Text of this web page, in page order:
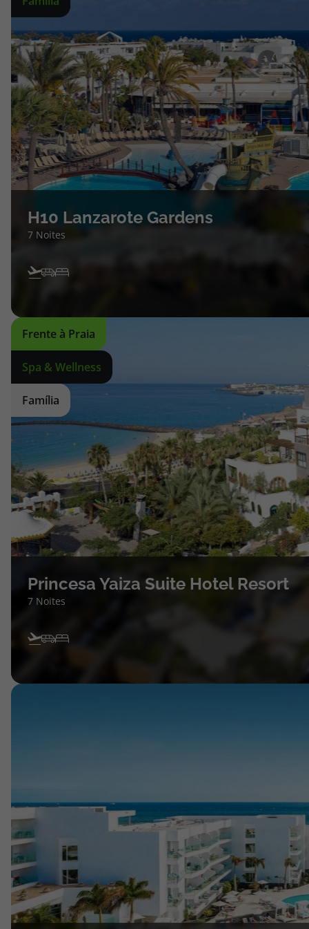
topatlantico@topatlantico.com
H10 Lanzarote Gardens
7 Noites
Frente à Praia
Spa & Wellness
Família
Princesa Yaiza Suite Hotel Resort
7 Noites